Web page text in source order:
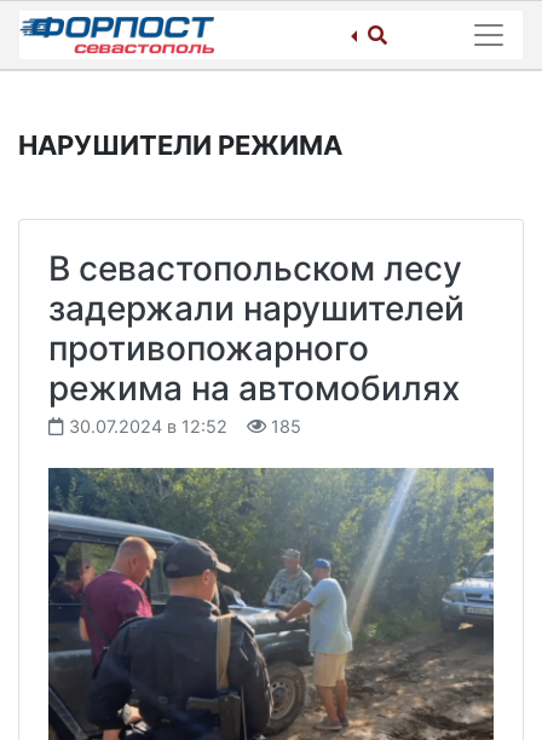
Skip
content
НАРУШИТЕЛИ РЕЖИМА
В севастопольском лесу
задержали нарушителей
противопожарного
режима на автомобилях
30.07.2024 в 12:52 185